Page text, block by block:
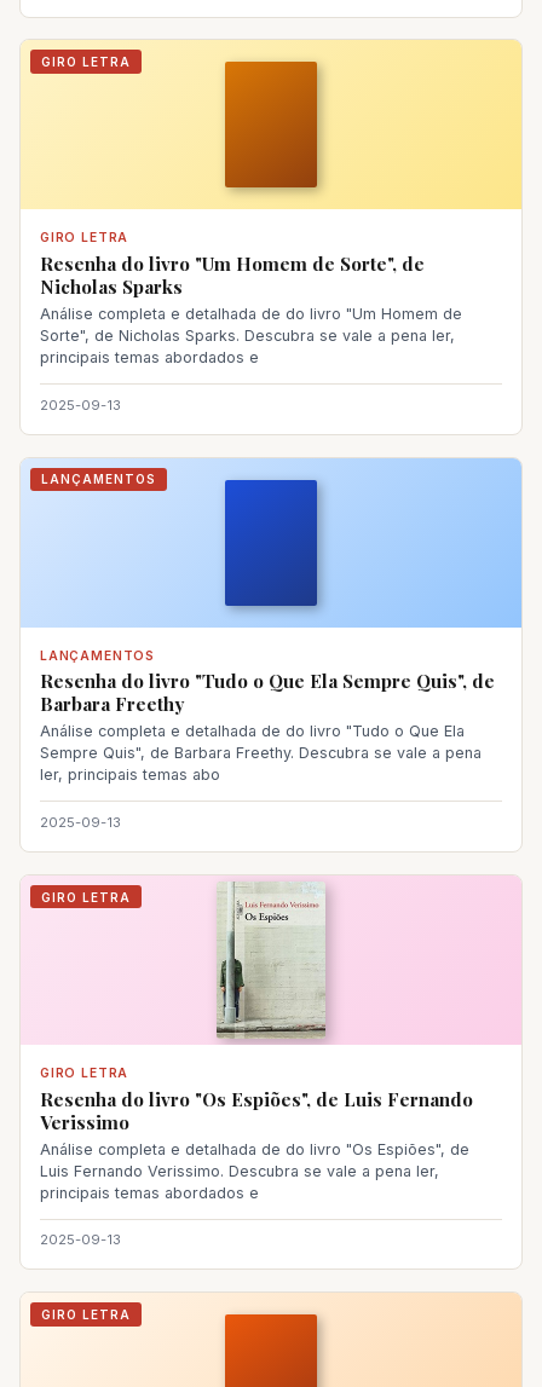
GIRO LETRA
GIRO LETRA
Resenha do livro "Um Homem de Sorte", de
Nicholas Sparks
Análise completa e detalhada de do livro "Um Homem de
Sorte", de Nicholas Sparks. Descubra se vale a pena ler,
principais temas abordados e
2025-09-13
LANÇAMENTOS
LANÇAMENTOS
Resenha do livro "Tudo o Que Ela Sempre Quis", de
Barbara Freethy
Análise completa e detalhada de do livro "Tudo o Que Ela
Sempre Quis", de Barbara Freethy. Descubra se vale a pena
ler, principais temas abo
2025-09-13
GIRO LETRA
GIRO LETRA
Resenha do livro "Os Espiões", de Luis Fernando
Verissimo
Análise completa e detalhada de do livro "Os Espiões", de
Luis Fernando Verissimo. Descubra se vale a pena ler,
principais temas abordados e
2025-09-13
GIRO LETRA